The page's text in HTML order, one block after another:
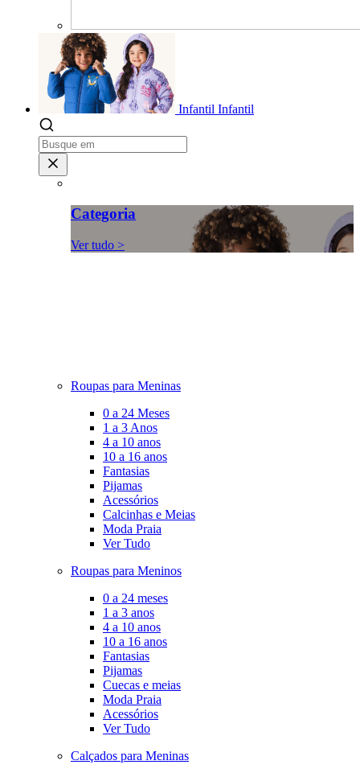
Infantil Infantil
Categoria
Ver tudo >
Roupas para Meninas
0 a 24 Meses
1 a 3 Anos
4 a 10 anos
10 a 16 anos
Fantasias
Pijamas
Acessórios
Calcinhas e Meias
Moda Praia
Ver Tudo
Roupas para Meninos
0 a 24 meses
1 a 3 anos
4 a 10 anos
10 a 16 anos
Fantasias
Pijamas
Cuecas e meias
Moda Praia
Acessórios
Ver Tudo
Calçados para Meninas